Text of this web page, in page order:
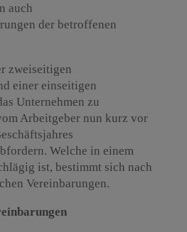
auch
der betroffenen
zweiseitigen
einer einseitigen
Unternehmen zu
Arbeitgeber nun kurz vor
Welche in einem
ist, bestimmt sich nach
Vereinbarungen.